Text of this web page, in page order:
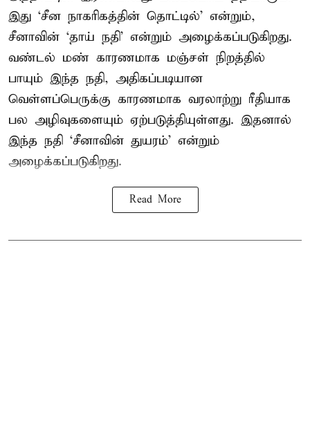
இது ‘சீன நாகரிகத்தின் தொட்டில்’ என்றும்,
சீனாவின் ‘தாய் நதி’ என்றும் அழைக்கப்படுகிறது.
வண்டல் மண் காரணமாக மஞ்சள் நிறத்தில்
பாயும் இந்த நதி, அதிகப்படியான
வெள்ளப்பெருக்கு காரணமாக வரலாற்று ரீதியாக
பல அழிவுகளையும் ஏற்படுத்தியுள்ளது. இதனால்
இந்த நதி ‘சீனாவின் துயரம்’ என்றும்
அழைக்கப்படுகிறது.
Read More